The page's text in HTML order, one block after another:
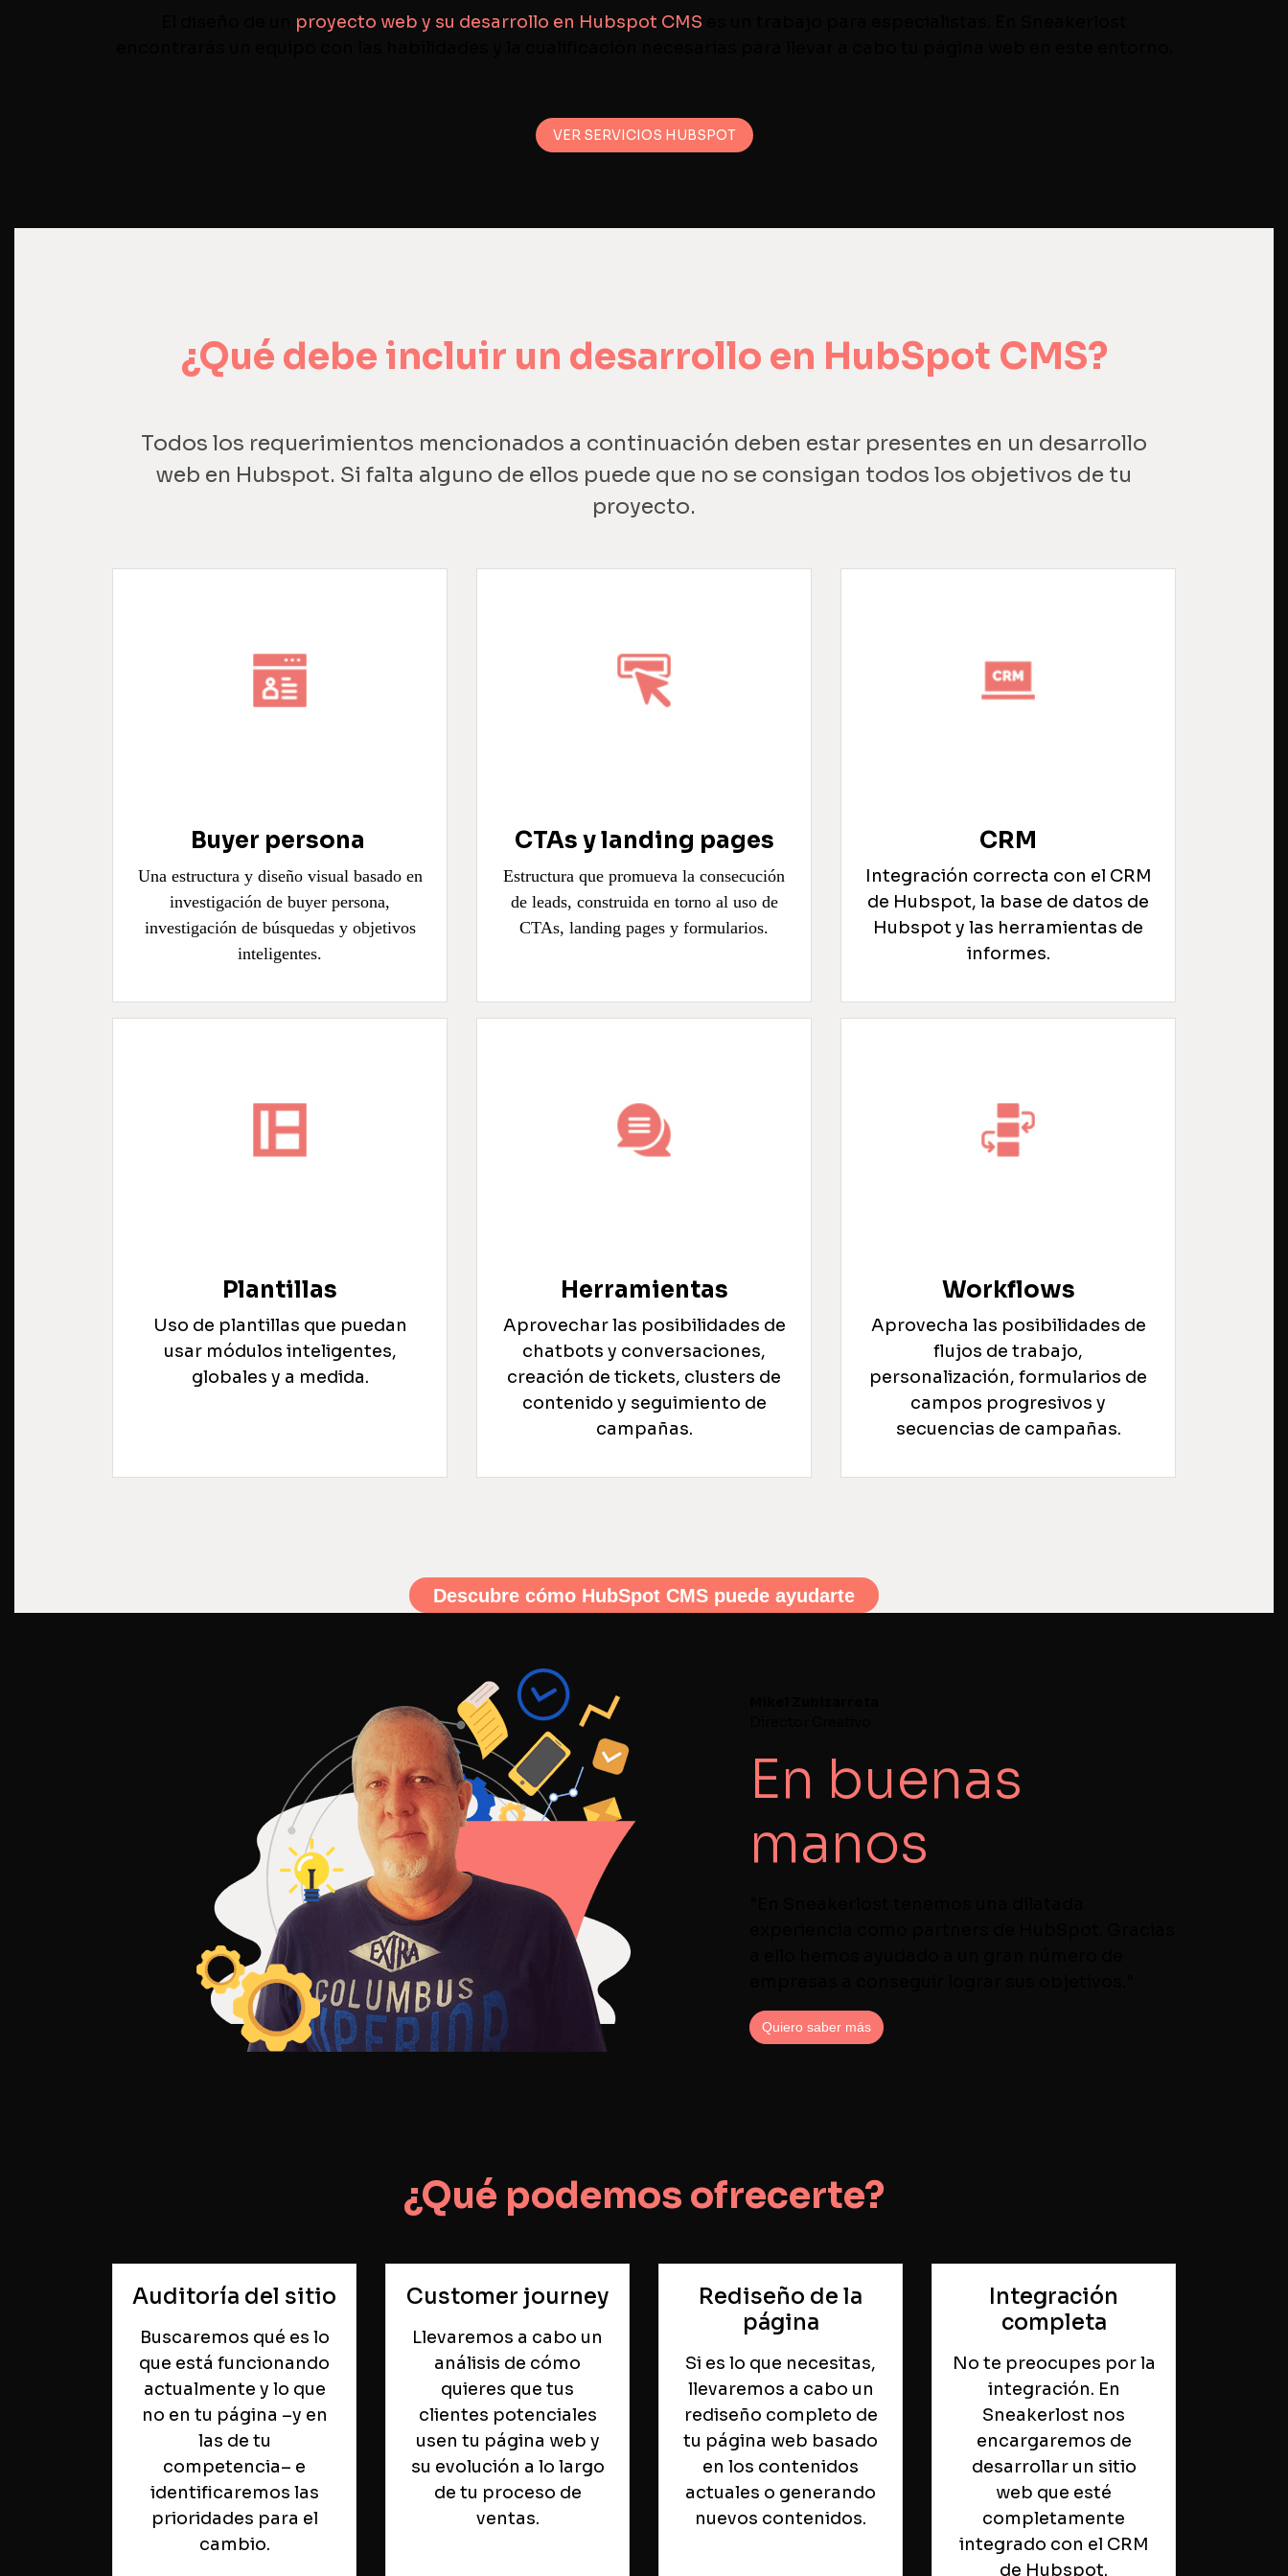
proyecto web y su desarrollo en Hubspot CMS
VER SERVICIOS HUBSPOT
¿Qué debe incluir un desarrollo en HubSpot CMS?
Todos los requerimientos mencionados a continuación deben estar presentes en un desarrollo
web en Hubspot. Si falta alguno de ellos puede que no se consigan todos los objetivos de tu
proyecto.
Buyer persona
Una estructura y diseño visual basado en
investigación de buyer persona,
investigación de búsquedas y objetivos
inteligentes.
CTAs y landing pages
Estructura que promueva la consecución
de leads, construida en torno al uso de
CTAs, landing pages y formularios.
CRM
Integración correcta con el CRM
de Hubspot, la base de datos de
Hubspot y las herramientas de
informes.
Plantillas
Uso de plantillas que puedan
usar módulos inteligentes,
globales y a medida.
Herramientas
Aprovechar las posibilidades de
chatbots y conversaciones,
creación de tickets, clusters de
contenido y seguimiento de
campañas.
Workflows
Aprovecha las posibilidades de
flujos de trabajo,
personalización, formularios de
campos progresivos y
secuencias de campañas.
Descubre cómo HubSpot CMS puede ayudarte
En buenas
manos
Quiero saber más
¿Qué podemos ofrecerte?
Auditoría del sitio
Buscaremos qué es lo
que está funcionando
actualmente y lo que
no en tu página –y en
las de tu
competencia– e
identificaremos las
prioridades para el
cambio.
Customer journey
Llevaremos a cabo un
análisis de cómo
quieres que tus
clientes potenciales
usen tu página web y
su evolución a lo largo
de tu proceso de
ventas.
Rediseño de la
página
Si es lo que necesitas,
llevaremos a cabo un
rediseño completo de
tu página web basado
en los contenidos
actuales o generando
nuevos contenidos.
Integración
completa
No te preocupes por la
integración. En
Sneakerlost nos
encargaremos de
desarrollar un sitio
web que esté
completamente
integrado con el CRM
de Hubspot.